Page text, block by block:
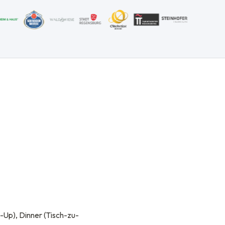
Up), Dinner (Tisch-zu-